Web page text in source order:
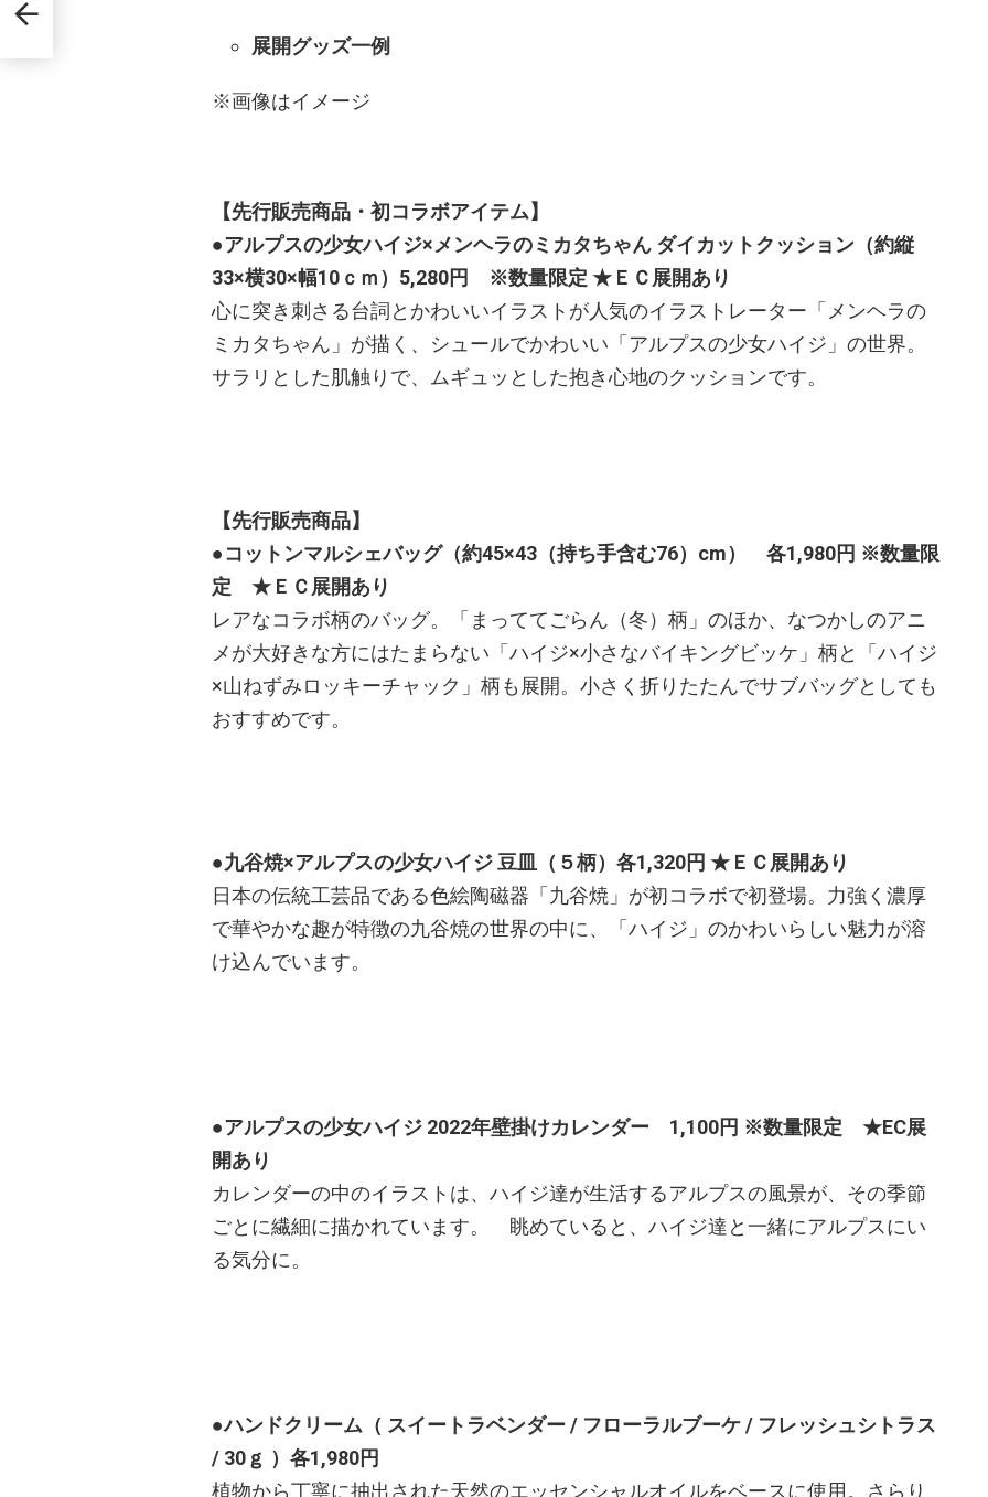
展開グッズ一例
※画像はイメージ
【先行販売商品・初コラボアイテム】
●アルプスの少女ハイジ×メンヘラのミカタちゃん ダイカットクッション（約縦
33×横30×幅10ｃｍ）5,280円 ※数量限定 ★ＥＣ展開あり
心に突き刺さる台詞とかわいいイラストが人気のイラストレーター「メンヘラの
ミカタちゃん」が描く、シュールでかわいい「アルプスの少女ハイジ」の世界。
サラリとした肌触りで、ムギュッとした抱き心地のクッションです。
【先行販売商品】
●コットンマルシェバッグ（約45×43（持ち手含む76）cm） 各1,980円 ※数量限
定 ★ＥＣ展開あり
レアなコラボ柄のバッグ。「まっててごらん（冬）柄」のほか、なつかしのアニ
メが大好きな方にはたまらない「ハイジ×小さなバイキングビッケ」柄と「ハイジ
×山ねずみロッキーチャック」柄も展開。小さく折りたたんでサブバッグとしても
おすすめです。
●九谷焼×アルプスの少女ハイジ 豆皿（５柄）各1,320円 ★ＥＣ展開あり
日本の伝統工芸品である色絵陶磁器「九谷焼」が初コラボで初登場。力強く濃厚
で華やかな趣が特徴の九谷焼の世界の中に、「ハイジ」のかわいらしい魅力が溶
け込んでいます。
●アルプスの少女ハイジ 2022年壁掛けカレンダー 1,100円 ※数量限定 ★EC展
開あり
カレンダーの中のイラストは、ハイジ達が生活するアルプスの風景が、その季節
ごとに繊細に描かれています。 眺めていると、ハイジ達と一緒にアルプスにい
る気分に。
●ハンドクリーム（ スイートラベンダー / フローラルブーケ / フレッシュシトラス
/ 30ｇ ）各1,980円
植物から丁寧に抽出された天然のエッセンシャルオイルをベースに使用。さらり
る